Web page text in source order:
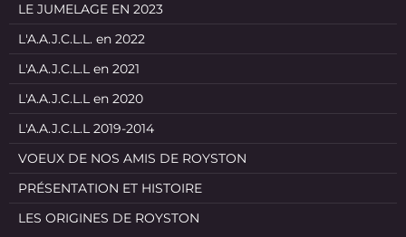
LE JUMELAGE EN 2023
L'A.A.J.C.L.L. en 2022
L'A.A.J.C.L.L en 2021
L'A.A.J.C.L.L en 2020
L'A.A.J.C.L.L 2019-2014
VOEUX DE NOS AMIS DE ROYSTON
PRÉSENTATION ET HISTOIRE
LES ORIGINES DE ROYSTON